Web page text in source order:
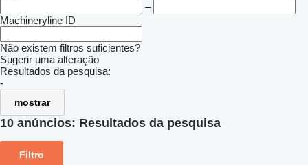
–
Machineryline ID
Não existem filtros suficientes?
Sugerir uma alteração
Resultados da pesquisa:
-
mostrar
10 anúncios: Resultados da pesquisa
Filtro